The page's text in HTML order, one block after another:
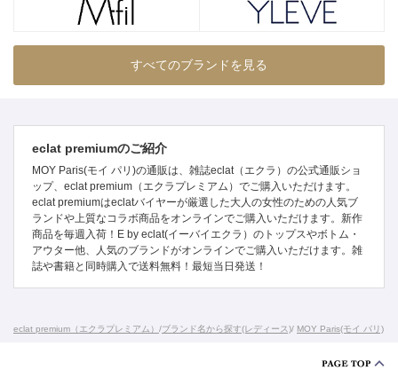
すべてのブランドを見る
eclat premiumのご紹介
MOY Paris(モイ パリ)の通販は、雑誌eclat（エクラ）の公式通販ショ
ップ、eclat premium（エクラプレミアム）でご購入いただけます。
eclat premiumはeclatバイヤーが厳選した大人の女性のための人気ブ
ランドや上質なコラボ商品をオンラインでご購入いただけます。新作
商品を毎週入荷！E by eclat(イーバイエクラ）のトップスやボトム・
アウター他、人気のブランドがオンラインでご購入いただけます。雑
誌や書籍と同時購入で送料無料！最短当日発送！
eclat premium（エクラプレミアム） /ブランド名から探す(レディース)/ MOY Paris(モイ パリ)